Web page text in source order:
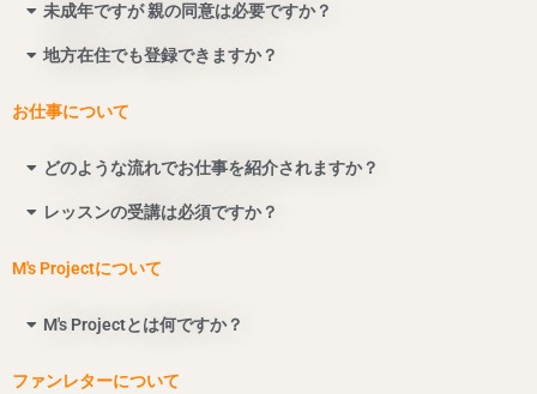
未成年ですが 親の同意は必要ですか？
地方在住でも登録できますか？
お仕事について
どのような流れでお仕事を紹介されますか？
レッスンの受講は必須ですか？
M's Projectについて
M's Projectとは何ですか？
ファンレターについて